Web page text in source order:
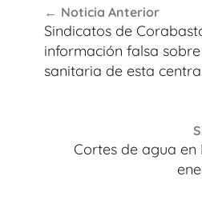
de
entradas
Noticia Anterior
Sindicatos de
información falsa
sanitaria de esta
Cortes de agua